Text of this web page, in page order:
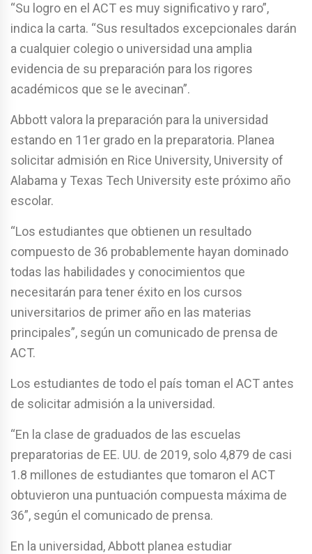
“Su logro en el ACT es muy significativo y raro”,
indica la carta. “Sus resultados excepcionales darán
a cualquier colegio o universidad una amplia
evidencia de su preparación para los rigores
académicos que se le avecinan”.
Abbott valora la preparación para la universidad
estando en 11er grado en la preparatoria. Planea
solicitar admisión en Rice University, University of
Alabama y Texas Tech University este próximo año
escolar.
“Los estudiantes que obtienen un resultado
compuesto de 36 probablemente hayan dominado
todas las habilidades y conocimientos que
necesitarán para tener éxito en los cursos
universitarios de primer año en las materias
principales”, según un comunicado de prensa de
ACT.
Los estudiantes de todo el país toman el ACT antes
de solicitar admisión a la universidad.
“En la clase de graduados de las escuelas
preparatorias de EE. UU. de 2019, solo 4,879 de casi
1.8 millones de estudiantes que tomaron el ACT
obtuvieron una puntuación compuesta máxima de
36”, según el comunicado de prensa.
En la universidad, Abbott planea estudiar